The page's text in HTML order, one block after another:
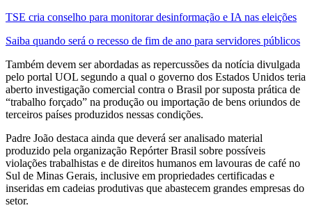
TSE cria conselho para monitorar desinformação e IA nas eleições
Saiba quando será o recesso de fim de ano para servidores públicos
Também devem ser abordadas as repercussões da notícia divulgada
pelo portal UOL segundo a qual o governo dos Estados Unidos teria
aberto investigação comercial contra o Brasil por suposta prática de
“trabalho forçado” na produção ou importação de bens oriundos de
terceiros países produzidos nessas condições.
Padre João destaca ainda que deverá ser analisado material
produzido pela organização Repórter Brasil sobre possíveis
violações trabalhistas e de direitos humanos em lavouras de café no
Sul de Minas Gerais, inclusive em propriedades certificadas e
inseridas em cadeias produtivas que abastecem grandes empresas do
setor.